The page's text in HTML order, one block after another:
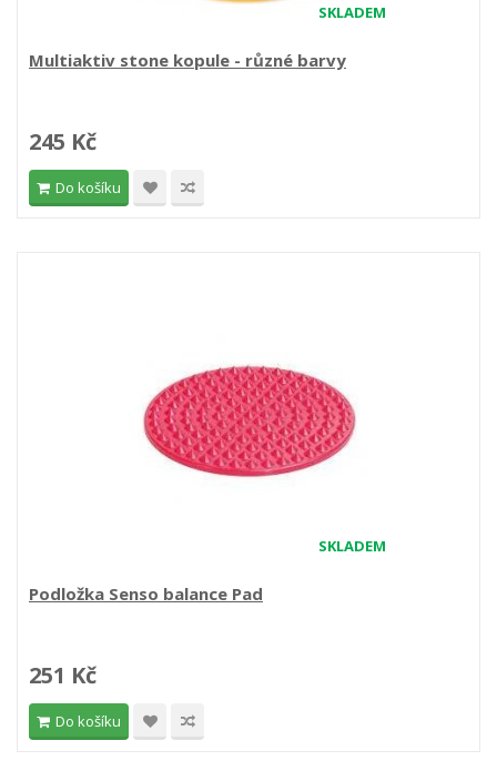
SKLADEM
Multiaktiv stone kopule - různé barvy
245 Kč
Do košíku
SKLADEM
Podložka Senso balance Pad
251 Kč
Do košíku